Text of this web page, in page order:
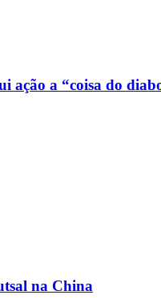
ação a “coisa do
na China